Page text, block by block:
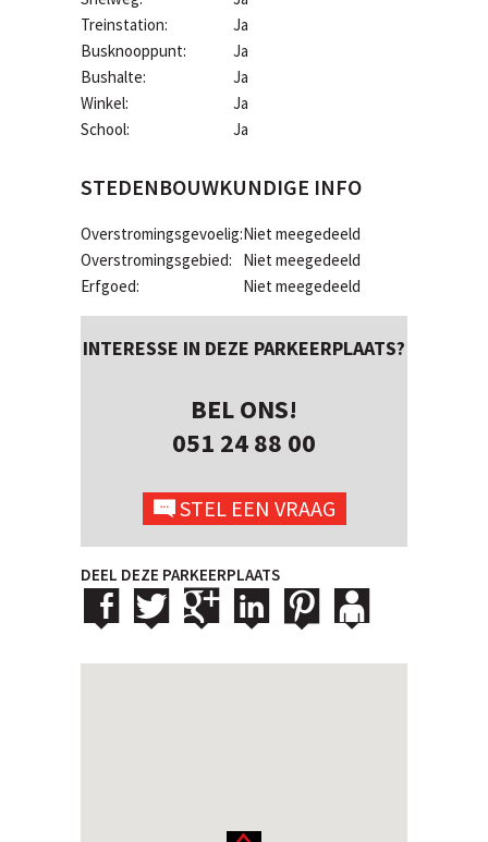
Treinstation:
Ja
Busknooppunt:
Ja
Bushalte:
Ja
Winkel:
Ja
School:
Ja
STEDENBOUWKUNDIGE INFO
Overstromingsgevoelig:Niet meegedeeld
Overstromingsgebied:
Niet meegedeeld
Erfgoed:
Niet meegedeeld
INTERESSE IN DEZE PARKEERPLAATS?
BEL ONS!
051 24 88 00
STEL EEN VRAAG
DEEL DEZE PARKEERPLAATS